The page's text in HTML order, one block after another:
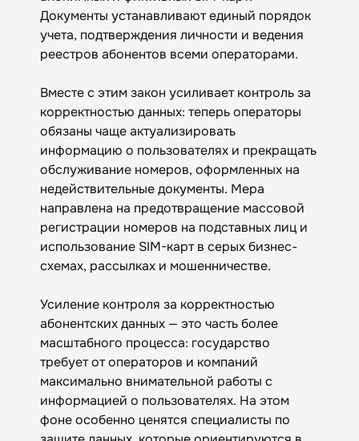
Документы устанавливают единый порядок
учета, подтверждения личности и ведения
реестров абонентов всеми операторами.
Вместе с этим закон усиливает контроль за
корректностью данных: теперь операторы
обязаны чаще актуализировать
информацию о пользователях и прекращать
обслуживание номеров, оформленных на
недействительные документы. Мера
направлена на предотвращение массовой
регистрации номеров на подставных лиц и
использование SIM-карт в серых бизнес-
схемах, рассылках и мошенничестве.
Усиление контроля за корректностью
абонентских данных — это часть более
масштабного процесса: государство
требует от операторов и компаний
максимально внимательной работы с
информацией о пользователях. На этом
фоне особенно ценятся специалисты по